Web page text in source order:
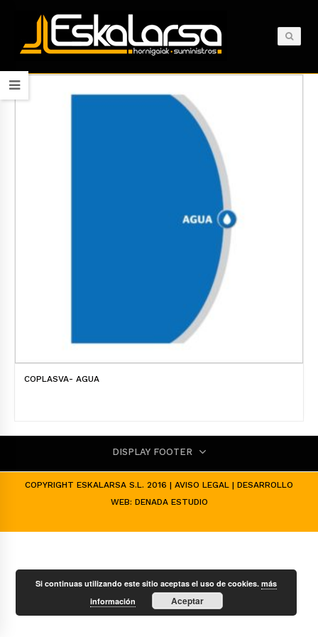
COPLASVA- AGUA
DISPLAY FOOTER
COPYRIGHT ESKALARSA S.L. 2016 | AVISO LEGAL | DESARROLLO
WEB: DENADA ESTUDIO
Si continuas utilizando este sitio aceptas el uso de cookies.más
información
Aceptar